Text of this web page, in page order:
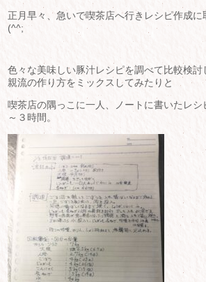
正月早々、急いで喫茶店へ行きレシピ作成に
(^^;
色々な美味しい豚汁レシピを調べて比較検
親流の作り方をミックスしてみたりと
喫茶店の隅っこに一人、ノートに書いたレシ
～３時間。